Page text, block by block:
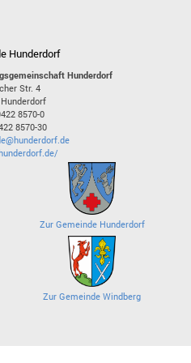
Hunderdorf
Hunderdorf
Str. 4
Hunderdorf
8570-0
8570-30
Zur Gemeinde Hunderdorf
Zur Gemeinde Windberg